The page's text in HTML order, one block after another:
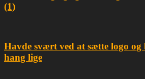
(1)
Havde svært ved at sætte logo og
hang lige